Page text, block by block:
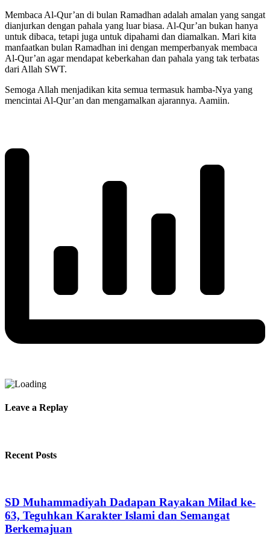
Membaca Al-Qur’an di bulan Ramadhan adalah amalan yang sangat
dianjurkan dengan pahala yang luar biasa. Al-Qur’an bukan hanya
untuk dibaca, tetapi juga untuk dipahami dan diamalkan. Mari kita
manfaatkan bulan Ramadhan ini dengan memperbanyak membaca
Al-Qur’an agar mendapat keberkahan dan pahala yang tak terbatas
dari Allah SWT.
Semoga Allah menjadikan kita semua termasuk hamba-Nya yang
mencintai Al-Qur’an dan mengamalkan ajarannya. Aamiin.
Leave a Replay
Recent Posts
SD Muhammadiyah Dadapan Rayakan Milad ke-
63, Teguhkan Karakter Islami dan Semangat
Berkemajuan